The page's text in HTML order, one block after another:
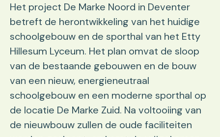
Het project De Marke Noord in Deventer
betreft de herontwikkeling van het huidige
schoolgebouw en de sporthal van het Etty
Hillesum Lyceum. Het plan omvat de sloop
van de bestaande gebouwen en de bouw
van een nieuw, energieneutraal
schoolgebouw en een moderne sporthal op
de locatie De Marke Zuid. Na voltooiing van
de nieuwbouw zullen de oude faciliteiten